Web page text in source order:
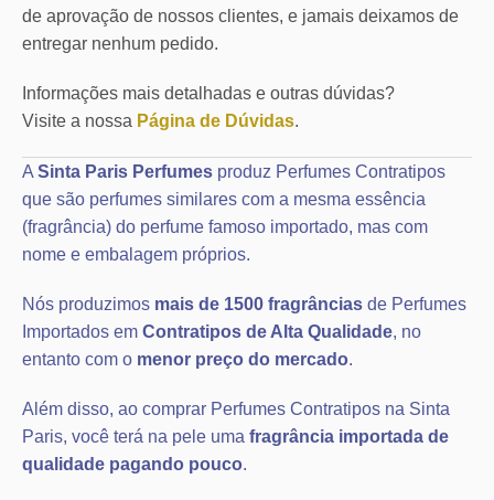
de aprovação de nossos clientes, e jamais deixamos de
entregar nenhum pedido.
Informações mais detalhadas e outras dúvidas?
Visite a nossa Página de Dúvidas.
A Sinta Paris Perfumes produz Perfumes Contratipos
que são perfumes similares com a mesma essência
(fragrância) do perfume famoso importado, mas com
nome e embalagem próprios.
Nós produzimos mais de 1500 fragrâncias de Perfumes
Importados em Contratipos de Alta Qualidade, no
entanto com o menor preço do mercado.
Além disso, ao comprar Perfumes Contratipos na Sinta
Paris, você terá na pele uma fragrância importada de
qualidade pagando pouco.